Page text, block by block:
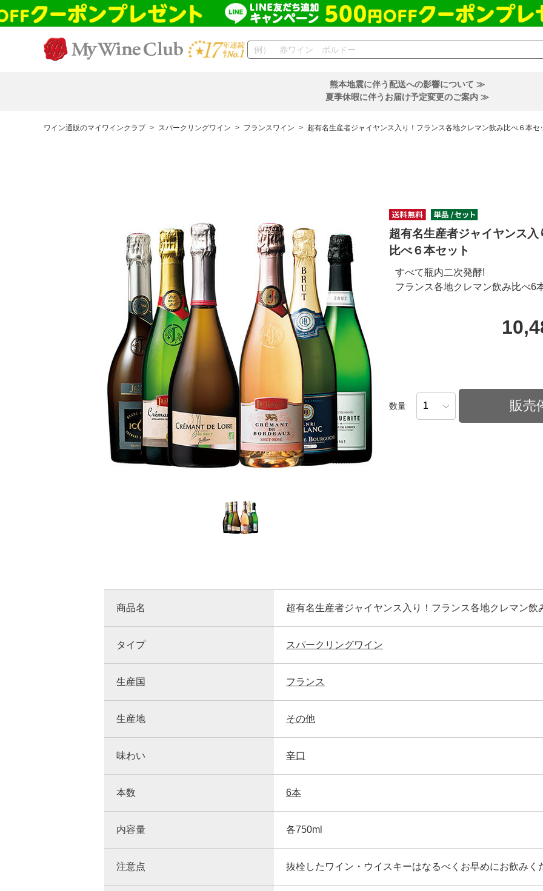
熊本地震に伴う配送への影響について ≫
夏季休暇に伴うお届け予定変更のご案内 ≫
ワイン通販のマイワインクラブ > スパークリングワイン > フランスワイン > 超有名生産者ジャイヤンス入り！フランス各地クレマン飲み比べ６本セ
超有名生産者ジャイヤンス
比べ６本セット
すべて瓶内二次発酵!
フランス各地クレマン飲み比べ6
数量 販売
商品名 超有名生産者ジャイヤンス入り！フランス各地クレマン飲
タイプ スパークリングワイン
生産国 フランス
生産地 その他
味わい 辛口
本数 6本
内容量 各750ml
注意点 抜栓したワイン・ウイスキーはなるべくお早めにお飲みく